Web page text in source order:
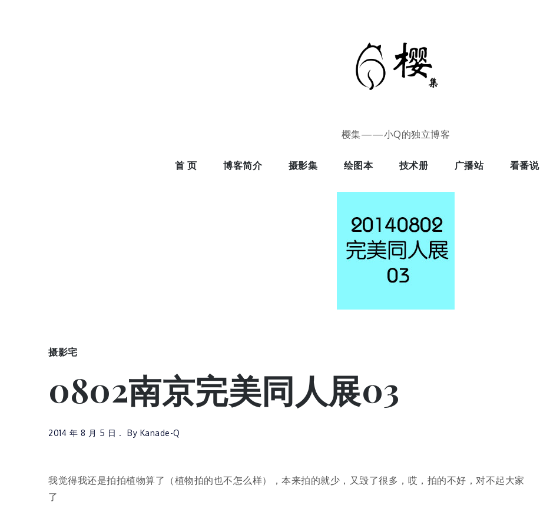
樱集——小Q的独立博客
首 页 博客简介 摄影集 绘图本 技术册 广播站 看番说
摄影宅
0802南京完美同人展03
2014 年 8 月 5 日 By Kanade-Q
我觉得我还是拍拍植物算了（植物拍的也不怎么样），本来拍的就少，又毁了很多，哎，拍的不好，对不起大家
了